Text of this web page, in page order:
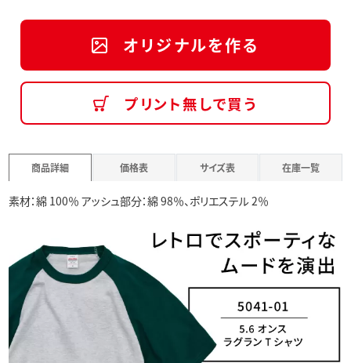
オリジナルを作る
プリント無しで買う
商品詳細 価格表 サイズ表 在庫一覧
素材：綿 100％ アッシュ部分：綿 98％、ポリエステル 2％